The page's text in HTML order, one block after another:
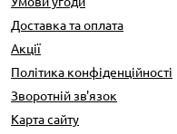
Доставка та оплата
Акції
Політика конфіденційності
Зворотній зв'язок
Карта сайту